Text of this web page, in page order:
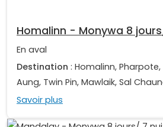
Homalinn - Monywa 8
En aval
Destination : Homalinn,
Aung, Twin Pin, Mawlaik, Sal
Savoir plus